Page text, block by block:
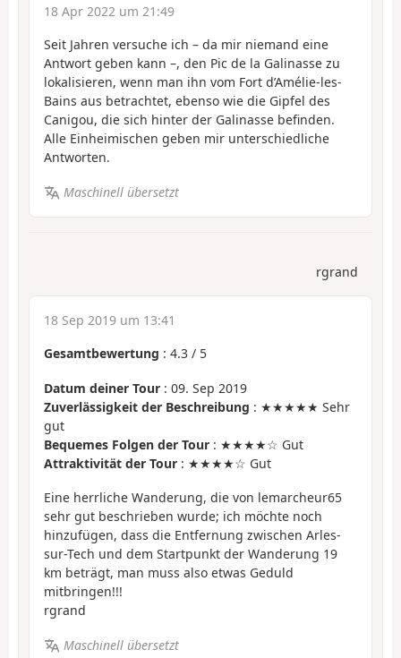
18 Apr 2022 um 21:49
Seit Jahren versuche ich – da mir niemand eine
Antwort geben kann –, den Pic de la Galinasse zu
lokalisieren, wenn man ihn vom Fort d’Amélie-les-
Bains aus betrachtet, ebenso wie die Gipfel des
Canigou, die sich hinter der Galinasse befinden.
Alle Einheimischen geben mir unterschiedliche
Antworten.
Maschinell übersetzt
rgrand
18 Sep 2019 um 13:41
Gesamtbewertung : 4.3 / 5
Datum deiner Tour : 09. Sep 2019
Zuverlässigkeit der Beschreibung : ★★★★★ Sehr
gut
Bequemes Folgen der Tour : ★★★★☆ Gut
Attraktivität der Tour : ★★★★☆ Gut
Eine herrliche Wanderung, die von lemarcheur65
sehr gut beschrieben wurde; ich möchte noch
hinzufügen, dass die Entfernung zwischen Arles-
sur-Tech und dem Startpunkt der Wanderung 19
km beträgt, man muss also etwas Geduld
mitbringen!!!
rgrand
Maschinell übersetzt